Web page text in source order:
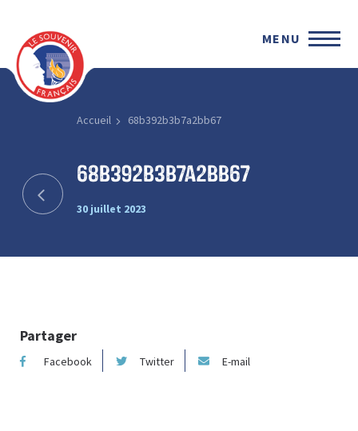
MENU
Accueil 68b392b3b7a2bb67
68b392b3b7a2bb67
30 juillet 2023
Partager
Facebook Twitter E-mail